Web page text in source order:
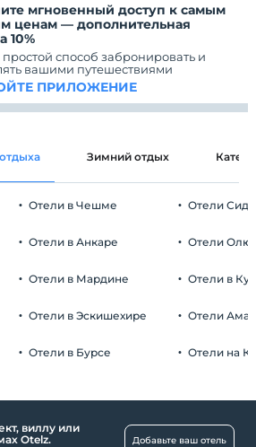
мгновенный доступ к самым
ценам — дополнительная
10%
способ забронировать и
вашими путешествиями
ПРИЛОЖЕНИЕ
Зимний отдых
Отели в Чешме
Отели в Анкаре
Отели в Мардине
Отели в Эскишехире
Отели в Бурсе
Отели Сиде
Отели
Отели в
Отели
Отели на
виллу или
Otelz.
Добавьте ваш отель